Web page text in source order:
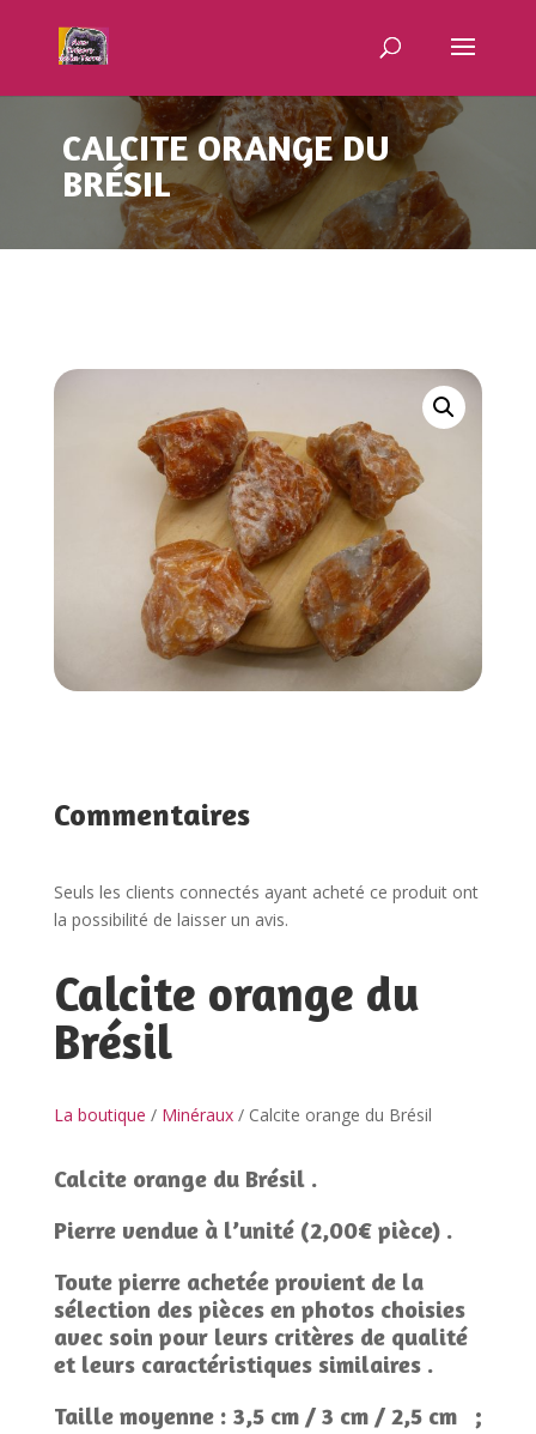
CALCITE ORANGE DU
BRÉSIL
Commentaires
Seuls les clients connectés ayant acheté ce produit ont
la possibilité de laisser un avis.
Calcite orange du
Brésil
La boutique / Minéraux/ Calcite orange du Brésil
Calcite orange du Brésil .
Pierre vendue à l’unité (2,00€ pièce) .
Toute pierre achetée provient de la
sélection des pièces en photos choisies
avec soin pour leurs critères de qualité
et leurs caractéristiques similaires .
Taille moyenne : 3,5 cm / 3 cm / 2,5 cm ;